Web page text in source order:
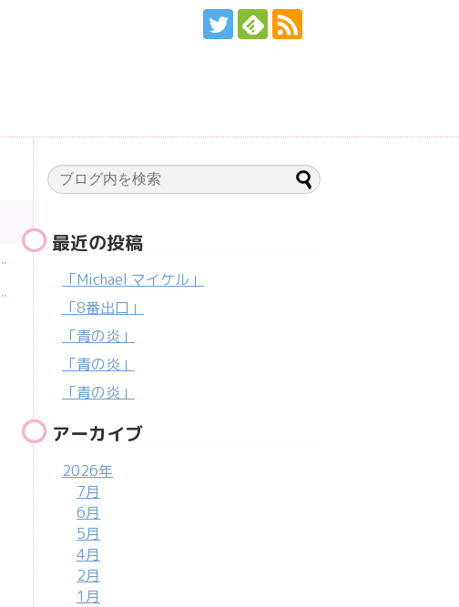
最近の投稿
「Michael マイケル」
「8番出口」
「青の炎」
「青の炎」
「青の炎」
アーカイブ
2026年
7月
6月
5月
4月
2月
1月